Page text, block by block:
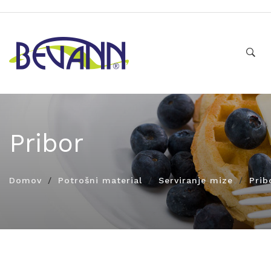
Pribor
Domov Potrošni material Serviranje mize